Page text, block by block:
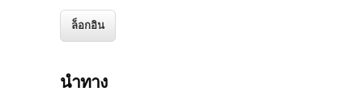
นำทาง